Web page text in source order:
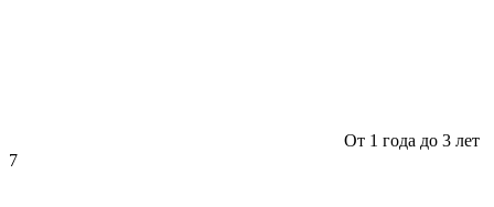
От 1 года до 3 лет
7